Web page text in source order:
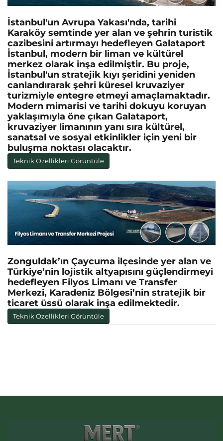
İstanbul'un Avrupa Yakası'nda, tarihi
Karaköy semtinde yer alan ve şehrin turistik
cazibesini artırmayı hedefleyen Galataport
İstanbul, modern bir liman ve kültürel
merkez olarak inşa edilmiştir. Bu proje,
İstanbul'un stratejik kıyı şeridini yeniden
canlandırarak şehri küresel kruvaziyer
turizmiyle entegre etmeyi amaçlamaktadır.
Modern mimarisi ve tarihi dokuyu koruyan
yaklaşımıyla öne çıkan Galataport,
kruvaziyer limanının yanı sıra kültürel,
sanatsal ve sosyal etkinlikler için yeni bir
buluşma noktası olacaktır.
Teknik Özellikleri Görüntüle
Zonguldak’ın Çaycuma ilçesinde yer alan ve
Türkiye’nin lojistik altyapısını güçlendirmeyi
hedefleyen Filyos Limanı ve Transfer
Merkezi, Karadeniz Bölgesi’nin stratejik bir
ticaret üssü olarak inşa edilmektedir.
Teknik Özellikleri Görüntüle